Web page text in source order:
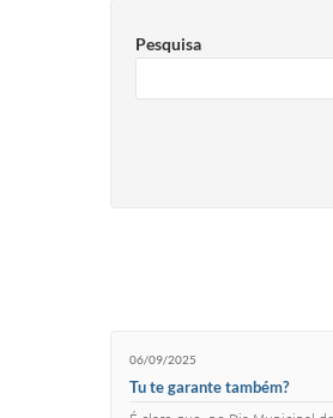
Pesquisa
06/09/2025
Tu te garante também?